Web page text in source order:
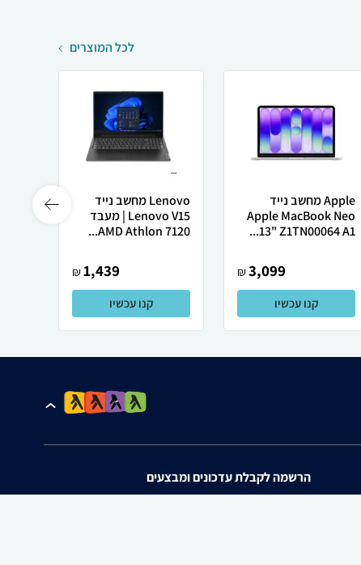
לכל המוצרים
Apple מחשב נייד
Apple MacBook Neo
13" Z1TN00064 A1...
3,099
₪
קנו עכשיו
Lenovo מחשב נייד
Lenovo V15 | מעבד
AMD Athlon 7120...
1,439
₪
קנו עכשיו
הרשמה לקבלת עדכונים ומבצעים